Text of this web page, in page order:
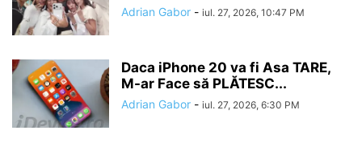
Adrian Gabor - iul. 27, 2026, 10:47 PM
Daca iPhone 20 va fi Asa TARE,
M-ar Face să PLĂTESC...
Adrian Gabor - iul. 27, 2026, 6:30 PM